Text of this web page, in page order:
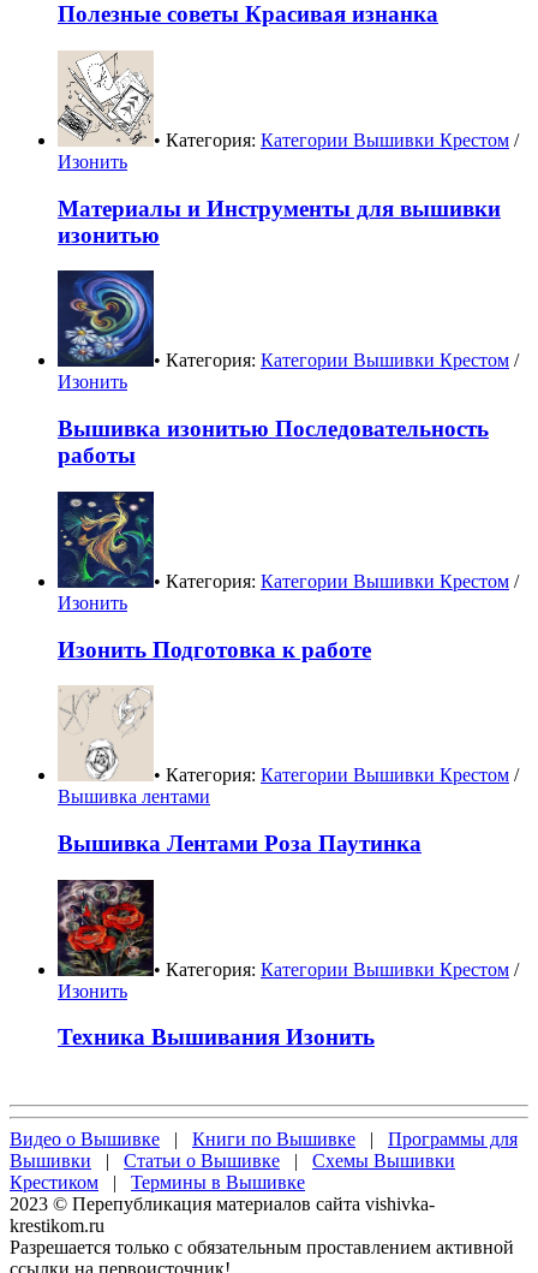
Полезные советы Красивая изнанка
• Категория: Категории Вышивки Крестом /
Изонить
Материалы и Инструменты для вышивки
изонитью
• Категория: Категории Вышивки Крестом /
Изонить
Вышивка изонитью Последовательность
работы
• Категория: Категории Вышивки Крестом /
Изонить
Изонить Подготовка к работе
• Категория: Категории Вышивки Крестом /
Вышивка лентами
Вышивка Лентами Роза Паутинка
• Категория: Категории Вышивки Крестом /
Изонить
Техника Вышивания Изонить
Видео о Вышивке | Книги по Вышивке | Программы для
Вышивки | Статьи о Вышивке | Схемы Вышивки
Крестиком | Термины в Вышивке
2023 © Перепубликация материалов сайта vishivka-
krestikom.ru
Разрешается только с обязательным проставлением активной